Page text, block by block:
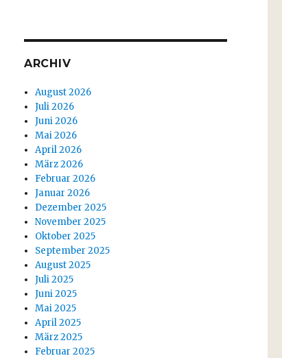
ARCHIV
August 2026
Juli 2026
Juni 2026
Mai 2026
April 2026
März 2026
Februar 2026
Januar 2026
Dezember 2025
November 2025
Oktober 2025
September 2025
August 2025
Juli 2025
Juni 2025
Mai 2025
April 2025
März 2025
Februar 2025